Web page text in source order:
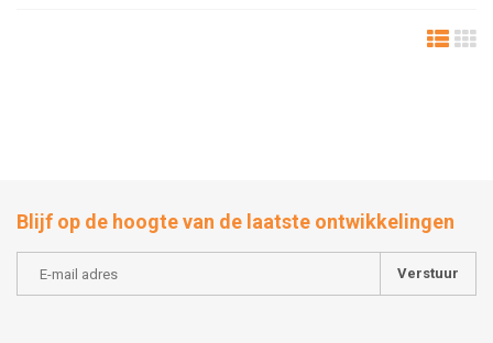
Blijf op de hoogte van de laatste ontwikkelingen
Verstuur